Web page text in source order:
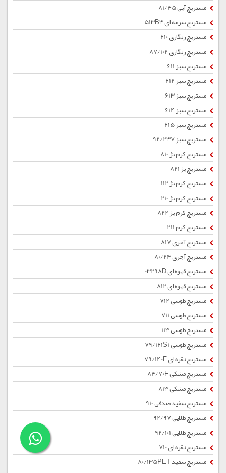
مستربچ آبی 81/45
مستربچ سرمه ای 513B3
مستربچ زنگاری 610
مستربچ زنگاری 87/102
مستربچ سبز 611
مستربچ سبز 612
مستربچ سبز 613
مستربچ سبز 614
مستربچ سبز 615
مستربچ سبز 92/237
مستربچ کرم بژ 810
مستربچ بژ 821
مستربچ کرم بژ 112
مستربچ کرم بژ 210
مستربچ کرم بژ 822
مستربچ کرم 211
مستربچ آجری 817
مستربچ آجری 80/24
مستربچ قهوه ای 03298D
مستربچ قهوه ای 812
مستربچ طوسی 712
مستربچ طوسی 711
مستربچ طوسی 113
مستربچ طوسی 79/161S1
مستربچ نقره ای 79/140F
مستربچ مشکی 84/70F
مستربچ مشکی 813
مستربچ سفید صدفی 910
مستربچ طلایی 92/97
مستربچ طلایی 92/101
مستربچ نقره ای 710
مستربچ سفید 80/135PET